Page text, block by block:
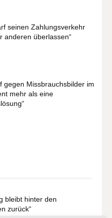
seinen Zahlungsverkehr
anderen überlassen“
gegen Missbrauchsbilder im
mehr als eine
bleibt hinter den
zurück“